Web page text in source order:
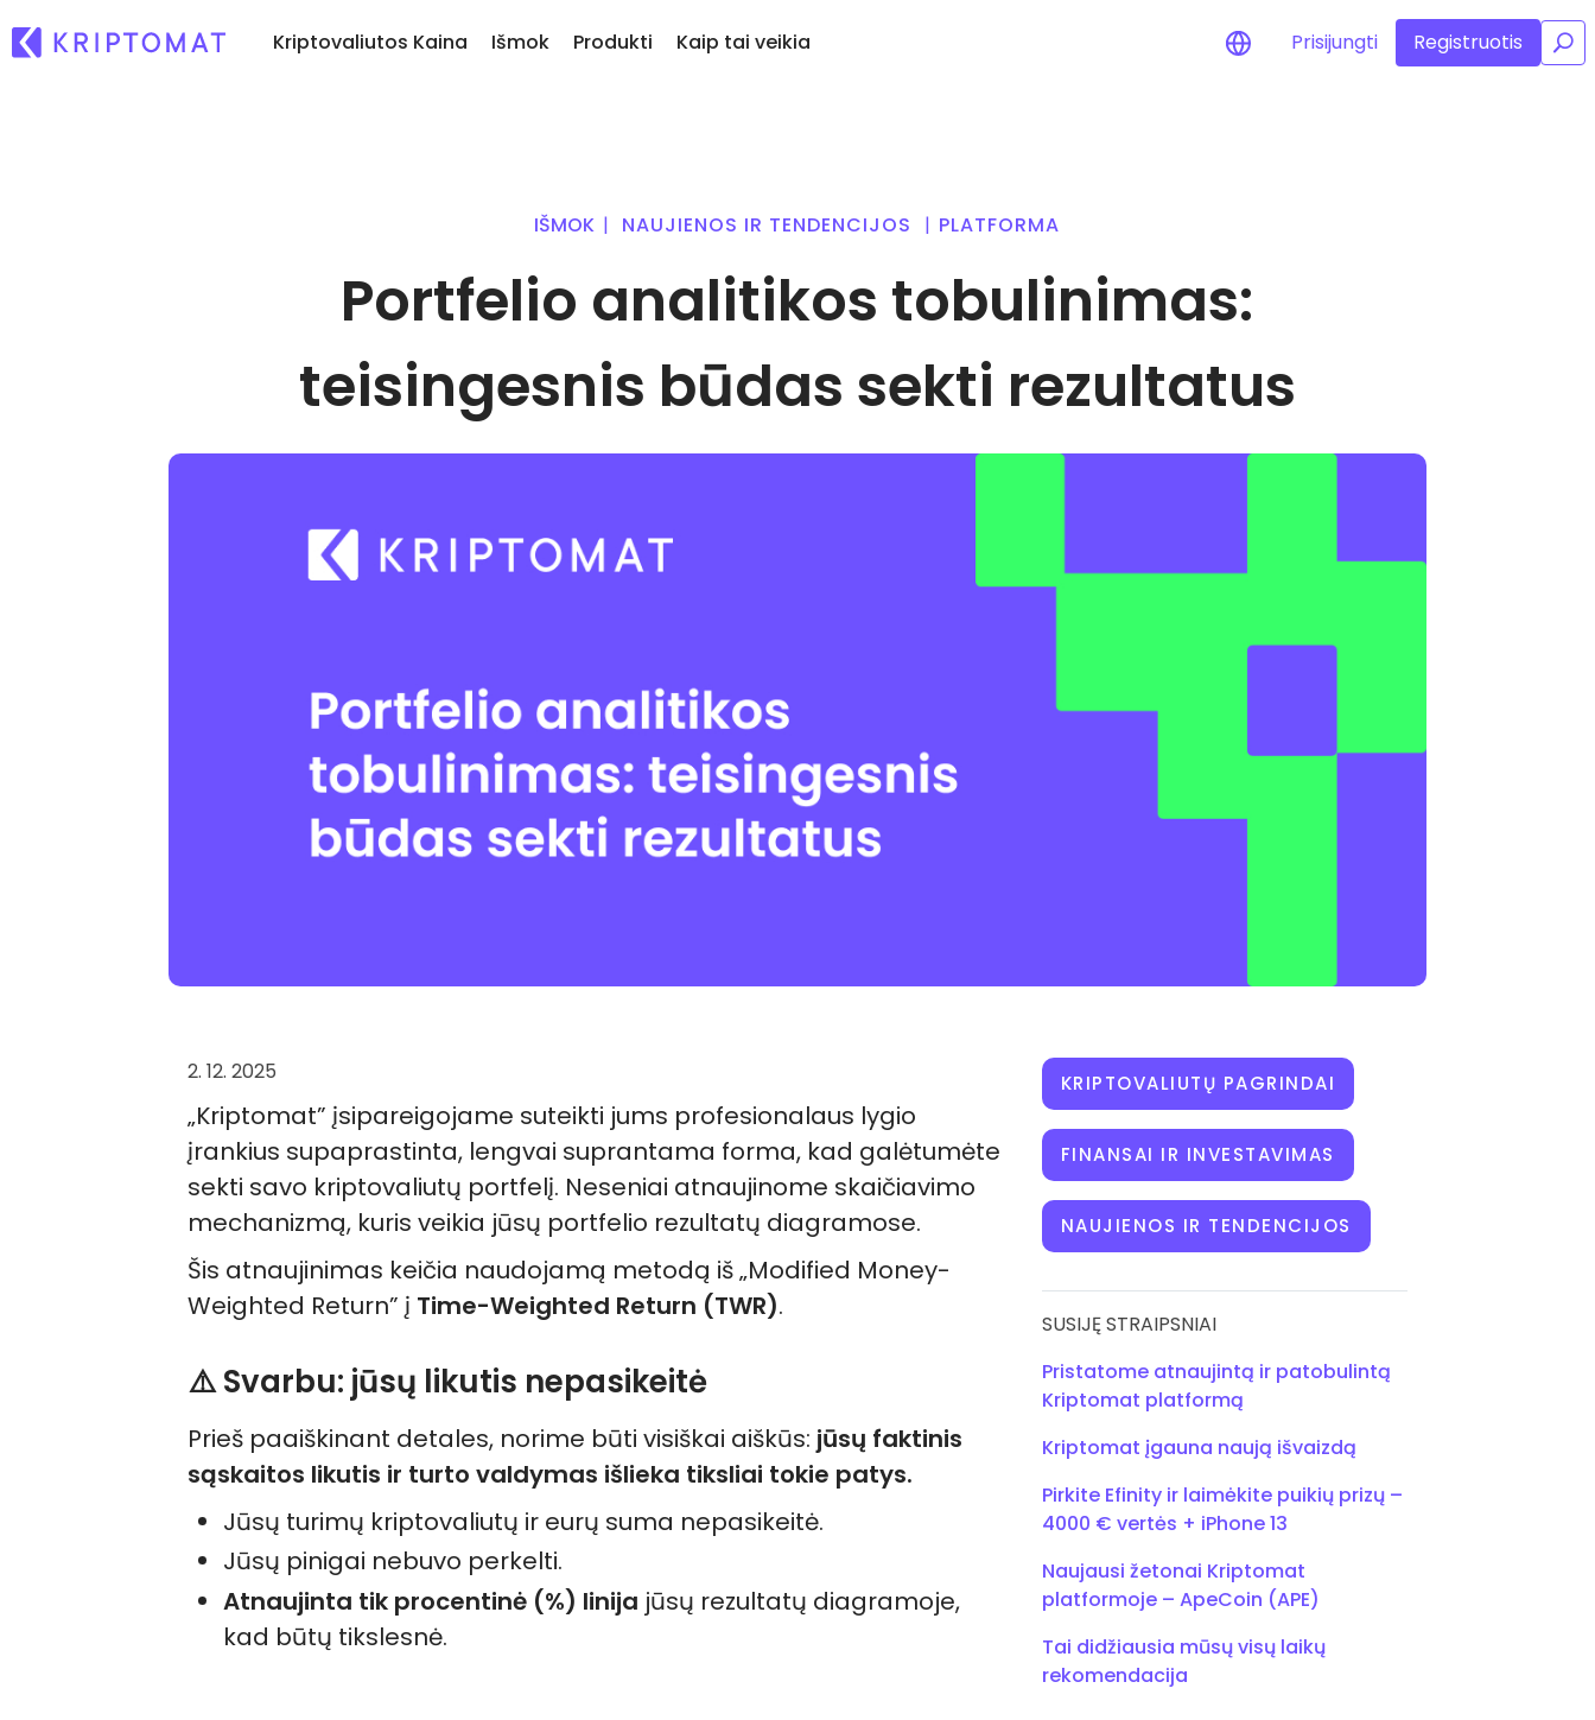
Kriptovaliutos Kaina Išmok Produkti
Daugiau nei 1000 porų variantų
Išmanieji portfeliai
Kriptomat piniginė
Saugi ir paprasta kriptovaliutų
Išsaugokite kriptovaliutas ateičiai
Pasikartojantis pirkimas
Atraskite investavimo galimybes
Kaip tai veikia Prisijungti Registruotis /
IŠMOK | NAUJIENOS IR TENDENCIJOS | PLATFORMA
Portfelio analitikos tobulinimas:
teisingesnis būdas sekti rezultatus
2. 12. 2025
„Kriptomat” įsipareigojame suteikti jums profesionalaus lygio
įrankius supaprastinta, lengvai suprantama forma, kad galėtumėte
sekti savo kriptovaliutų portfelį. Neseniai atnaujinome skaičiavimo
mechanizmą, kuris veikia jūsų portfelio rezultatų diagramose.
Šis atnaujinimas keičia naudojamą metodą iš „Modified Money-
Weighted Return” į Time-Weighted Return (TWR).
⚠️ Svarbu: jūsų likutis nepasikeitė
Prieš paaiškinant detales, norime būti visiškai aiškūs: jūsų faktinis
sąskaitos likutis ir turto valdymas išlieka tiksliai tokie patys.
Jūsų turimų kriptovaliutų ir eurų suma nepasikeitė.
Jūsų pinigai nebuvo perkelti.
Atnaujinta tik procentinė (%) linija jūsų rezultatų diagramoje,
kad būtų tikslesnė.
KRIPTOVALIUTŲ PAGRINDAI
FINANSAI IR INVESTAVIMAS
NAUJIENOS IR TENDENCIJOS
SUSIJĘ STRAIPSNIAI
Pristatome atnaujintą ir patobulintą
Kriptomat platformą
Kriptomat įgauna naują išvaizdą
Pirkite Efinity ir laimėkite puikių prizų –
4000 € vertės + iPhone 13
Naujausi žetonai Kriptomat
platformoje – ApeCoin (APE)
Tai didžiausia mūsų visų laikų
rekomendacija